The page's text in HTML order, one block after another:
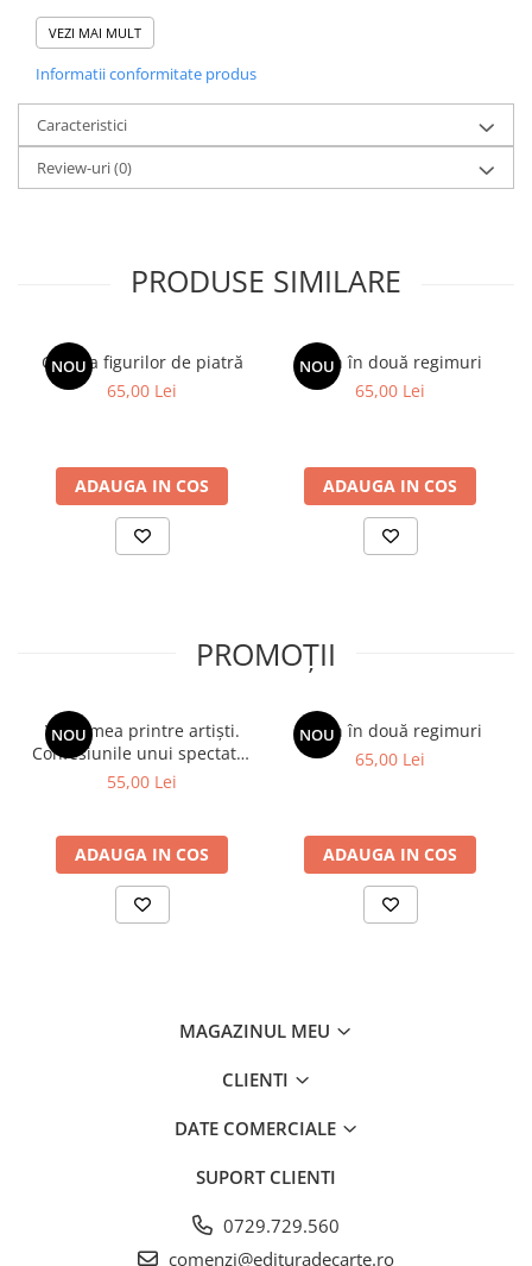
mamelor și bunicilor noastre. – Gina Bradea
Această carte nu trebuie să lipsească din bucataria ta dacă:
sănătoase și gustoase.
Îți place să încerci mereu preparate noi din bucătăria tradițională
și din cea internațională.
Îți dorești să înveți să pregătești un meniu variat și sănătos
pentru cei dragi.
Vrei să ai mereu la îndemână inspirație pentru preparate
VEZI MAI MULT
Informatii conformitate produs
Caracteristici
Review-uri(0)
PRODUSE SIMILARE
NOU
Galeria figurilor de piatră
65,00 Lei
ADAUGA IN COS
NOU
Spion în două regimuri
65,00 Lei
ADAUGA IN COS
PROMOȚII
NOU
Viața mea printre artiști.
Confesiunile unui spectator
fidel
55,00 Lei
ADAUGA IN COS
NOU
Spion în două regimuri
65,00 Lei
ADAUGA IN COS
MAGAZINUL MEU
CLIENTI
DATE COMERCIALE
SUPORT CLIENTI
0729.729.560
comenzi@edituradecarte.ro